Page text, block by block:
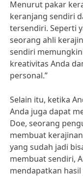
Menurut pakar
keranjang sendiri
tersendiri. Seperti
seorang ahli
sendiri
kreativitas Anda
personal.”
Selain itu, ketika
Anda juga dapat
Doe, seorang
membuat
yang sudah jadi
membuat sendiri,
mendapatkan